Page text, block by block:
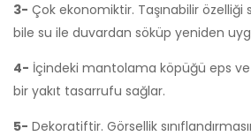
3- Çok ekonomiktir. Taşınabilir özelliği
bile su ile duvardan söküp yeniden
4- İçindeki mantolama köpüğü eps
bir yakıt tasarrufu sağlar.
5- Dekoratiftir. Görsellik